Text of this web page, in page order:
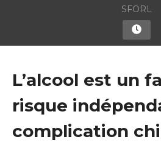
SFORL
L’alcool est un
risque
complication